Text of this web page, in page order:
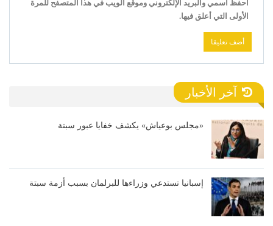
احفظ اسمي والبريد الإلكتروني وموقع الويب في هذا المتصفح للمرة
الأولى التي أعلق فيها.
آخر الأخبار
«مجلس بوعياش» يكشف خفايا عبور سبتة
إسبانيا تستدعي وزراءها للبرلمان بسبب أزمة سبتة